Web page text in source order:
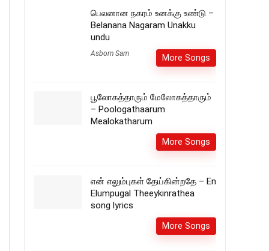
பெலனான நகரம் உனக்கு உண்டு –
Belanana Nagaram Unakku
undu
Asborn Sam More Songs
பூலோகத்தாரும் மேலோகத்தாரும்
– Poologathaarum
Mealokatharum
More Songs
என் எலும்புகள் தேய்கின்றதே – En
Elumpugal Theeykinrathea
song lyrics
More Songs